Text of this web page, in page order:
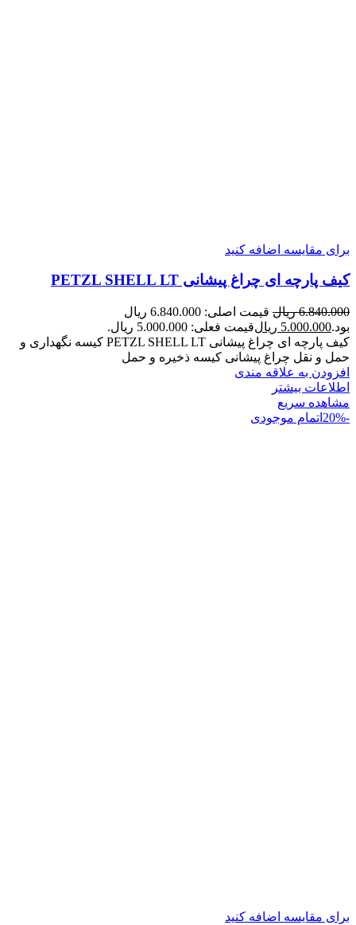
برای مقایسه اضافه کنید
کیف پارچه ای چراغ پیشانی PETZL SHELL LT
6.840.000 ریال
قیمت اصلی: 6.840.000 ریال
بود.5.000.000 ریالقیمت فعلی: 5.000.000 ریال.
کیف پارچه ای چراغ پیشانی PETZL SHELL LT کیسه نگهداری و
حمل و نقل چراغ پیشانی کیسه ذخیره و حمل
افزودن به علاقه مندی
اطلاعات بیشتر
مشاهده سریع
-20%
اتمام موجودی
برای مقایسه اضافه کنید